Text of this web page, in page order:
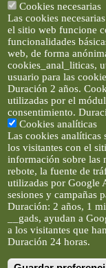
Cookies necesarias
Las cookies
el sitio web funcione
funcionalidades
web, de forma
cookies_anal_liticas,
usuario para las
Duración 2 años.
utilizadas por el
consentimiento.
Cookies analíticas
Las cookies analíticas
los visitantes con el
información sobre las
rebote, la fuente de
utilizadas por Google
sesiones y campañas
Duración: 2 años, 1
__gads, ayudan a
a los visitantes que
Duración 24 horas.